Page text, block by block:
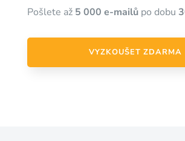
Pošlete až 5 000 e-mailů po dobu
VYZKOUŠET ZDARMA